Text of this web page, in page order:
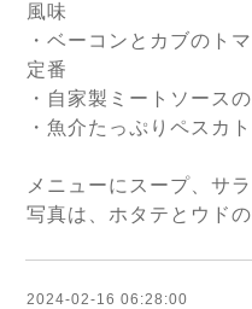
風味
・ベーコンとカブのト
定番
・自家製ミートソース
・魚介たっぷりペスカ
メニューにスープ、サ
写真は、 ホタテとウド
2024-02-16 06:28:00